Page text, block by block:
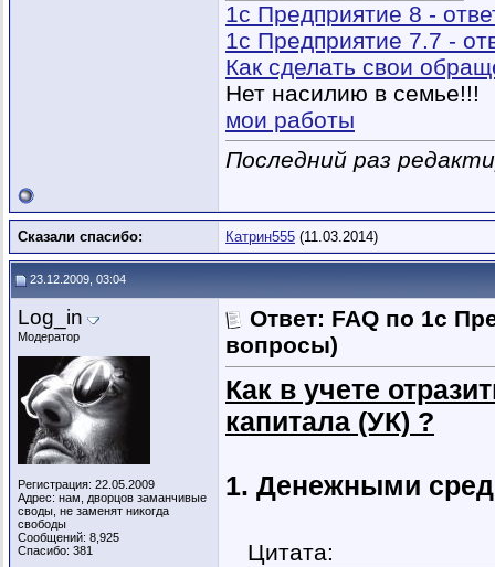
1с Предприятие 8 -
1с Предприятие 7.7 -
Как сделать свои
Нет насилию в семье!!!
мои работы
Последний раз
Сказали спасибо: Катрин555 (11.03.2014)
23.12.2009, 03:04
Log_in
Модератор
Регистрация: 22.05.2009
Адрес: нам, дворцов заманчивые
своды, не заменят никогда
свободы
Сообщений: 8,925
Спасибо: 381
Ответ: FAQ по 1с
вопросы)
Как в учете
капитала (УК) ?
1. Денежными
Цитата: